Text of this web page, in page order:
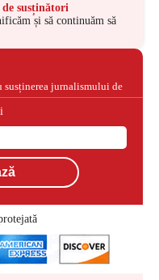
susținători
și să continuăm să
susținerea jurnalismului de